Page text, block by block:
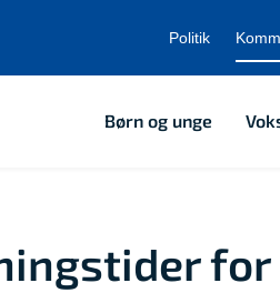
Politik
Børn og unge
for